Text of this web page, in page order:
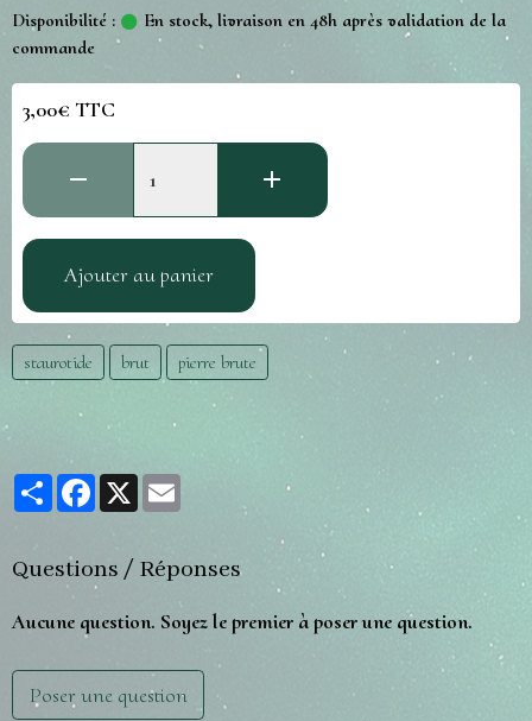
Disponibilité :
En stock, livraison en 48h après validation de la
commande
3,00€ TTC
Ajouter au panier
staurotide brut pierre brute
PartagerFacebook
X
Questions / Réponses
Aucune question. Soyez le premier à poser une question.
Poser une question